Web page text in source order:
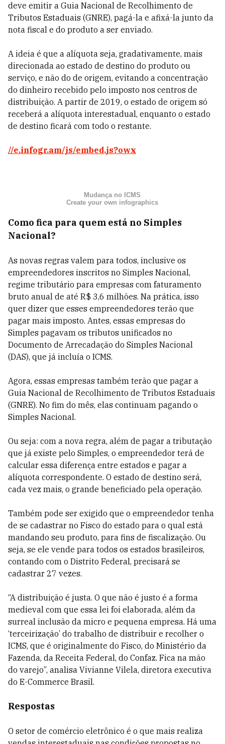
deve emitir a Guia Nacional de Recolhimento de
Tributos Estaduais (GNRE), pagá-la e afixá-la junto da
nota fiscal e do produto a ser enviado.
A ideia é que a alíquota seja, gradativamente, mais
direcionada ao estado de destino do produto ou
serviço, e não do de origem, evitando a concentração
do dinheiro recebido pelo imposto nos centros de
distribuição. A partir de 2019, o estado de origem só
receberá a alíquota interestadual, enquanto o estado
de destino ficará com todo o restante.
//e.infogr.am/js/embed.js?owx
Mudança no ICMS
Create your own infographics
Como fica para quem está no Simples
Nacional?
As novas regras valem para todos, inclusive os
empreendedores inscritos no Simples Nacional,
regime tributário para empresas com faturamento
bruto anual de até R$ 3,6 milhões. Na prática, isso
quer dizer que esses empreendedores terão que
pagar mais imposto. Antes, essas empresas do
Simples pagavam os tributos unificados no
Documento de Arrecadação do Simples Nacional
(DAS), que já incluía o ICMS.
Agora, essas empresas também terão que pagar a
Guia Nacional de Recolhimento de Tributos Estaduais
(GNRE). No fim do mês, elas continuam pagando o
Simples Nacional.
Ou seja: com a nova regra, além de pagar a tributação
que já existe pelo Simples, o empreendedor terá de
calcular essa diferença entre estados e pagar a
alíquota correspondente. O estado de destino será,
cada vez mais, o grande beneficiado pela operação.
Também pode ser exigido que o empreendedor tenha
de se cadastrar no Fisco do estado para o qual está
mandando seu produto, para fins de fiscalização. Ou
seja, se ele vende para todos os estados brasileiros,
contando com o Distrito Federal, precisará se
cadastrar 27 vezes.
“A distribuição é justa. O que não é justo é a forma
medieval com que essa lei foi elaborada, além da
surreal inclusão da micro e pequena empresa. Há uma
‘terceirização’ do trabalho de distribuir e recolher o
ICMS, que é originalmente do Fisco, do Ministério da
Fazenda, da Receita Federal, do Confaz. Fica na mão
do varejo”, analisa Vivianne Vilela, diretora executiva
do E-Commerce Brasil.
Respostas
O setor de comércio eletrônico é o que mais realiza